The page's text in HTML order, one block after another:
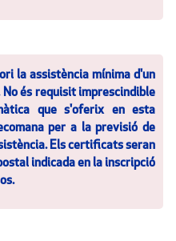
la assistència mínima d'un
és requisit imprescindible
que s'oferix en esta
per a la previsió de
Els certificats seran
indicada en la inscripció